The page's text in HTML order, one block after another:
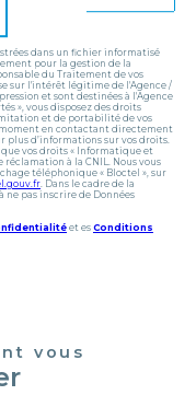
dans un fichier informatisé
pour la gestion de la
du Traitement de vos
sur l'intérêt légitime de l'Agence /
et sont destinées à l'Agence
», vous disposez des droits
et de portabilité de vos
en contactant directement
plus d’informations sur vos droits.
que vos droits « Informatique et
réclamation à la CNIL. Nous vous
téléphonique « Bloctel », sur
. Dans le cadre de la
ne pas inscrire de Données
et es Conditions
vous